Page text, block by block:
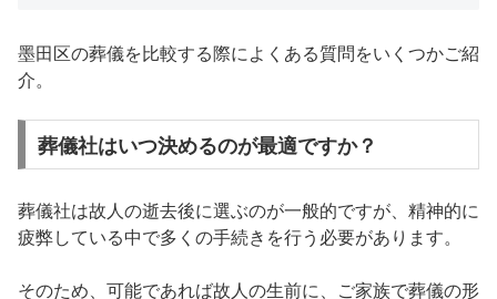
墨田区の葬儀を比較する際によくある質問をいくつかご紹
介。
葬儀社はいつ決めるのが最適ですか？
葬儀社は故人の逝去後に選ぶのが一般的ですが、精神的に
疲弊している中で多くの手続きを行う必要があります。
そのため、可能であれば故人の生前に、ご家族で葬儀の形